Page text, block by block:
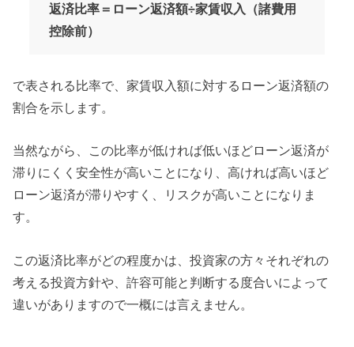
返済比率＝ローン返済額÷家賃収入（諸費用
控除前）
で表される比率で、家賃収入額に対するローン返済額の
割合を示します。
当然ながら、この比率が低ければ低いほどローン返済が
滞りにくく安全性が高いことになり、高ければ高いほど
ローン返済が滞りやすく、リスクが高いことになりま
す。
この返済比率がどの程度かは、投資家の方々それぞれの
考える投資方針や、許容可能と判断する度合いによって
違いがありますので一概には言えません。